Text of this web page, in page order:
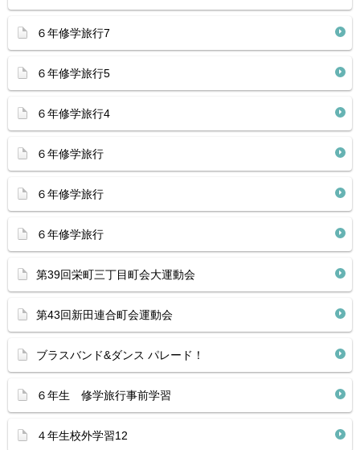
６年修学旅行7
６年修学旅行5
６年修学旅行4
６年修学旅行
６年修学旅行
６年修学旅行
第39回栄町三丁目町会大運動会
第43回新田連合町会運動会
ブラスバンド&ダンス パレード！
６年生 修学旅行事前学習
４年生校外学習12